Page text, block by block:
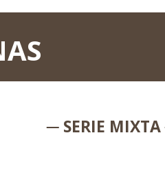
SERIE MIXTA